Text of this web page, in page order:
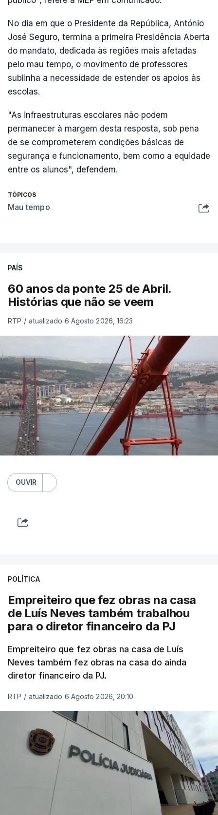
No dia em que o Presidente da República, António
José Seguro, termina a primeira Presidência Aberta
do mandato, dedicada às regiões mais afetadas
pelo mau tempo, o movimento de professores
sublinha a necessidade de estender os apoios às
escolas.
"As infraestruturas escolares não podem
permanecer à margem desta resposta, sob pena
de se comprometerem condições básicas de
segurança e funcionamento, bem como a equidade
entre os alunos", defendem.
TÓPICOS
Mau tempo
PAÍS
60 anos da ponte 25 de Abril.
Histórias que não se veem
RTP / atualizado 6 Agosto 2026, 16:23
OUVIR
POLÍTICA
Empreiteiro que fez obras na casa
de Luís Neves também trabalhou
para o diretor financeiro da PJ
Empreiteiro que fez obras na casa de Luís
Neves também fez obras na casa do ainda
diretor financeiro da PJ.
RTP / atualizado 6 Agosto 2026, 20:10